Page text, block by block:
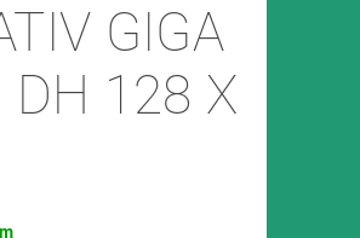
GIGA
DH 128 X